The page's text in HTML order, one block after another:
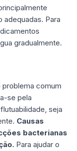
adequadas. Para
gradualmente.
problema comum
se pela
seja
Causas
bacterianas
Para ajudar o